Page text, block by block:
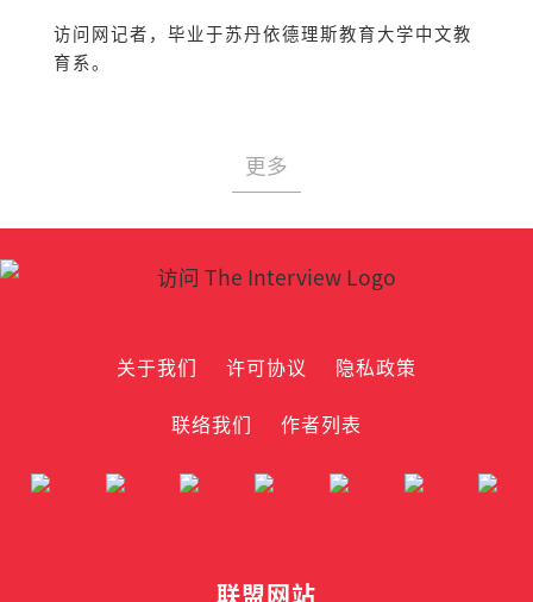
访问网记者，毕业于苏丹依德理斯教育大学中文教
育系。
更多
关于我们 许可协议
隐私政策
联络我们
作者列表
联盟网站